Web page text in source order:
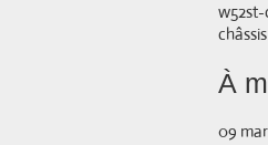
w52st-
À
09